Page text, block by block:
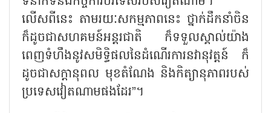
លើសពីនេះ តាមរយៈសកម្មភាពនេះ ថ្នាក់ដឹកនាំចិន
ក៏ដូចជាសហគមន៍អន្តរជាតិ ក៏ទទួលស្គាល់យ៉ាង
ពេញទំហឹងនូវសមិទ្ធិផលនៃដំណើរការនវានុវត្តន៍ ក៏
ដូចជាសក្តានុពល មុខតំណែង និងកិត្យានុភាពរបស់
ប្រទេសវៀតណាមផងដែរ”។